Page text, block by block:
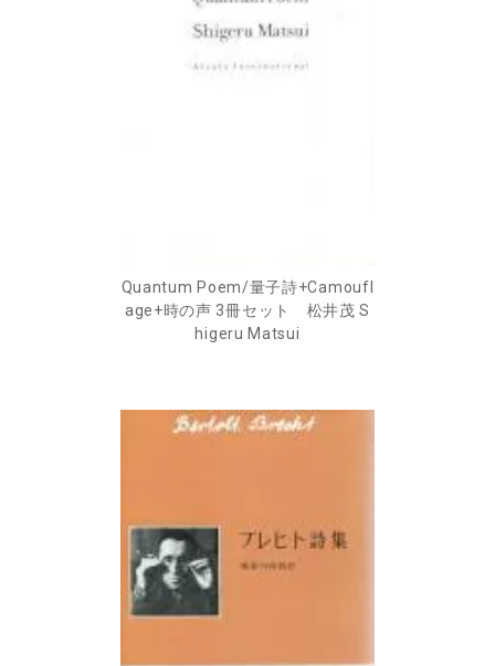
Quantum Poem/量子詩+Camoufl
age+時の声 3冊セット 松井茂 S
higeru Matsui